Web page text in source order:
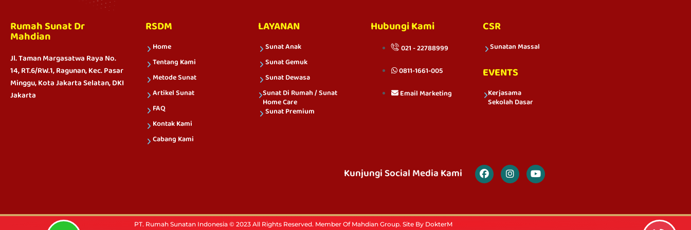
Rumah Sunat Dr
Mahdian
Jl. Taman Margasatwa Raya No.
14, RT.6/RW.1, Ragunan, Kec. Pasar
Minggu, Kota Jakarta Selatan, DKI
Jakarta
RSDM
Home
Tentang Kami
Metode Sunat
Artikel Sunat
FAQ
Kontak Kami
Cabang Kami
LAYANAN
Sunat Anak
Sunat Gemuk
Sunat Dewasa
Sunat Di Rumah / Sunat
Home Care
Sunat Premium
Hubungi Kami
021 - 22788999
0811-1661-005
Email Marketing
CSR
Sunatan Massal
EVENTS
Kerjasama
Sekolah Dasar
Kunjungi Social Media Kami
PT. Rumah Sunatan Indonesia © 2023 All Rights Reserved. Member Of Mahdian Group. Site By DokterM